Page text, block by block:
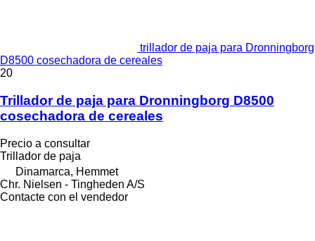
trillador de paja para Dronningborg
D8500 cosechadora de cereales
20
Trillador de paja para Dronningborg D8500
cosechadora de cereales
Precio a consultar
Trillador de paja
Dinamarca, Hemmet
Chr. Nielsen - Tingheden A/S
Contacte con el vendedor